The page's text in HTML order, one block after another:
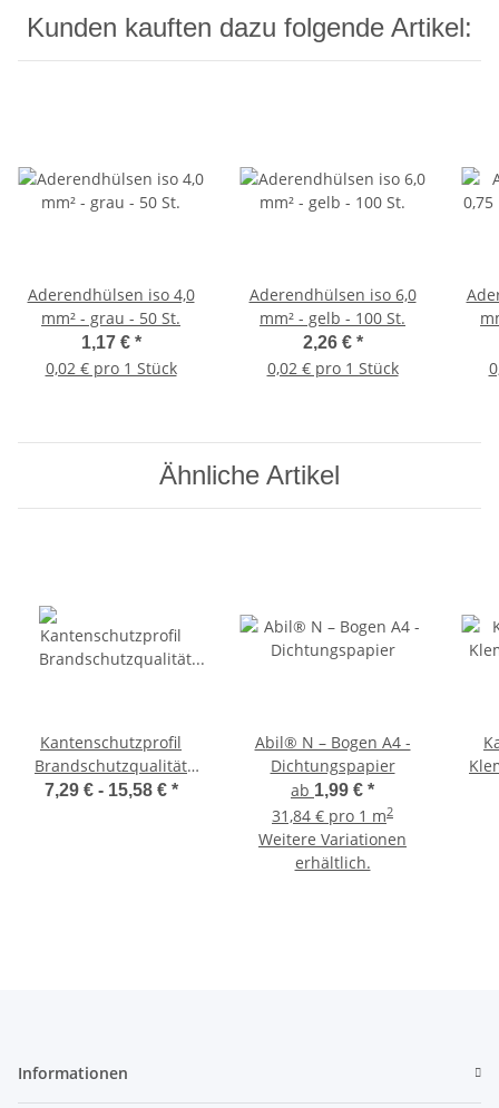
Kunden kauften dazu folgende Artikel:
Aderendhülsen iso 4,0
mm² - grau - 50 St.
1,17 € *
0,02 € pro 1 Stück
Aderendhülsen iso 6,0
mm² - gelb - 100 St.
2,26 € *
0,02 € pro 1 Stück
Ähnliche Artikel
Kantenschutzprofil
Brandschutzqualität
gemäß DIN EN 45545-2
7,29 € - 15,58 € *
Abil® N – Bogen A4 -
Dichtungspapier
ab 1,99 € *
31,84 € pro 1 m2
Weitere Variationen
erhältlich.
Informationen